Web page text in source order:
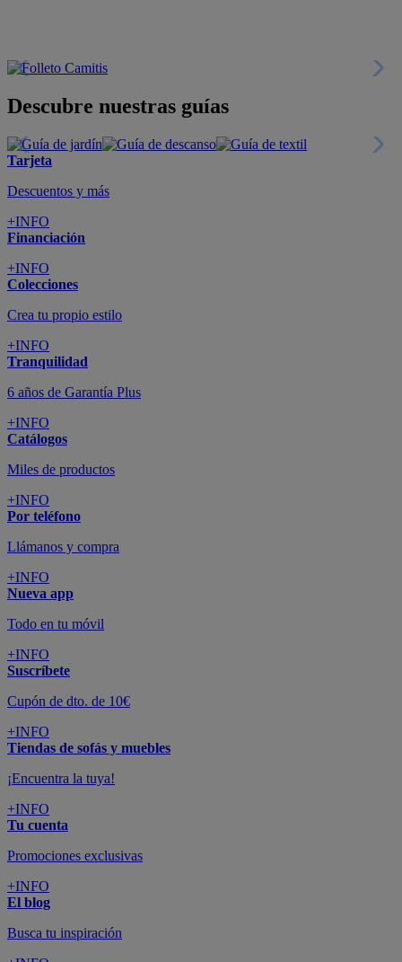
Descubre nuestras guías
Tarjeta
Descuentos y más
+INFO
Financiación
+INFO
Colecciones
Crea tu propio estilo
+INFO
Tranquilidad
6 años de Garantía Plus
+INFO
Catálogos
Miles de productos
+INFO
Por teléfono
Llámanos y compra
+INFO
Nueva app
Todo en tu móvil
+INFO
Suscríbete
Cupón de dto. de 10€
+INFO
Tiendas de sofás y muebles
¡Encuentra la tuya!
+INFO
Tu cuenta
Promociones exclusivas
+INFO
El blog
Busca tu inspiración